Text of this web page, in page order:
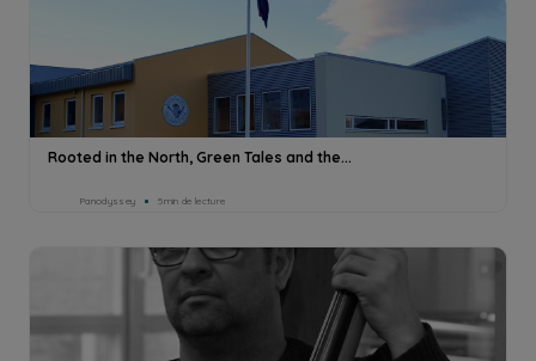
Rooted in the North, Green Tales and the...
Panodyssey 5min de lecture